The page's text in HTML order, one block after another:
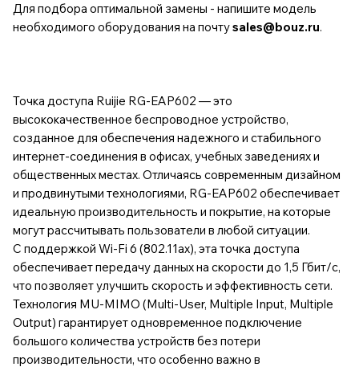
Для подбора оптимальной замены - напишите модель
необходимого оборудования на почтуsales@bouz.ru.
Точка доступа Ruijie RG-EAP602 — это
высококачественное беспроводное устройство,
созданное для обеспечения надежного и стабильного
интернет-соединения в офисах, учебных заведениях и
общественных местах. Отличаясь современным дизайном
и продвинутыми технологиями, RG-EAP602 обеспечивает
идеальную производительность и покрытие, на которые
могут рассчитывать пользователи в любой ситуации.
С поддержкой Wi-Fi 6 (802.11ax), эта точка доступа
обеспечивает передачу данных на скорости до 1,5 Гбит/с,
что позволяет улучшить скорость и эффективность сети.
Технология MU-MIMO (Multi-User, Multiple Input, Multiple
Output) гарантирует одновременное подключение
большого количества устройств без потери
производительности, что особенно важно в